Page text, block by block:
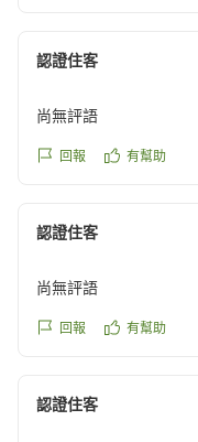
認證住客
尚無評語
回報 有幫助
認證住客
尚無評語
回報 有幫助
認證住客